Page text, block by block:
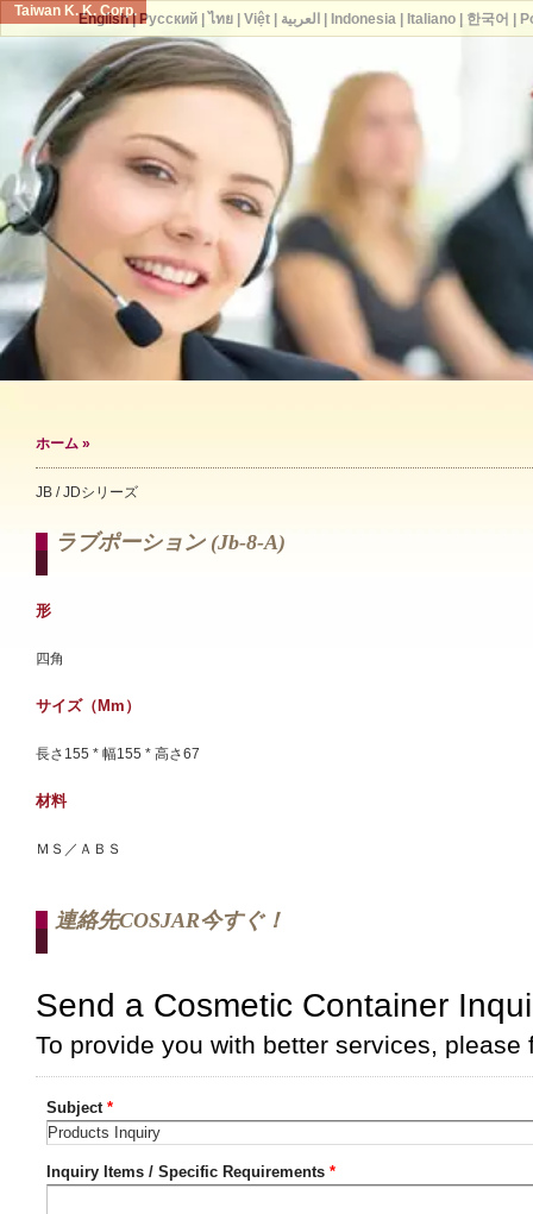
Taiwan K. K. Corp.
ホーム »
JB / JDシリーズ
ラブポーション (jb-8-A)
形
四角
サイズ（mm）
長さ155 * 幅155 * 高さ67
材料
ＭＳ／ＡＢＳ
連絡先COSJAR今すぐ！
English| Русский| ไทย| Việt| العربية Indonesia| Italiano| 한국어